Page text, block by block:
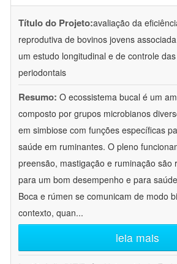
Título do Projeto:avaliação da
reprodutiva de bovinos jovens
um estudo longitudinal e de controle
periodontais
Resumo: O ecossistema bucal é um
composto por grupos microbianos
em simbiose com funções específicas
saúde em ruminantes. O pleno
preensão, mastigação e ruminação são
para um bom desempenho e para
Boca e rúmen se comunicam de modo
contexto, quan...
leia mais